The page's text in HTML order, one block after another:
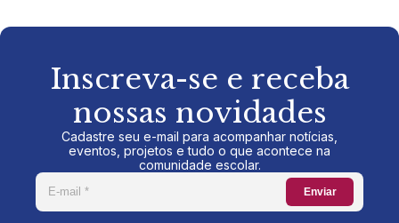
Inscreva-se e receba
nossas novidades
Cadastre seu e-mail para acompanhar notícias,
eventos, projetos e tudo o que acontece na
comunidade escolar.
Enviar